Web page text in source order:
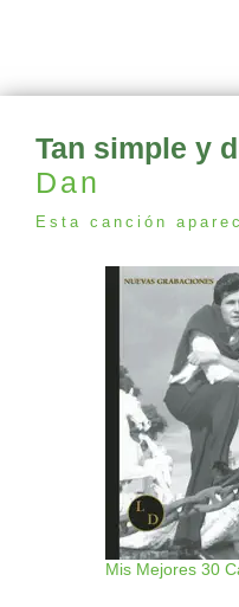
Tan simple y
Dan
Esta canción
Mis Mejores 30